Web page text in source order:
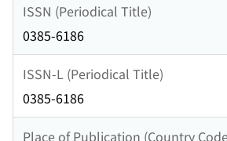
ISSN (Periodical Title)
0385-6186
ISSN-L (Periodical Title)
0385-6186
Place of Publication (Country